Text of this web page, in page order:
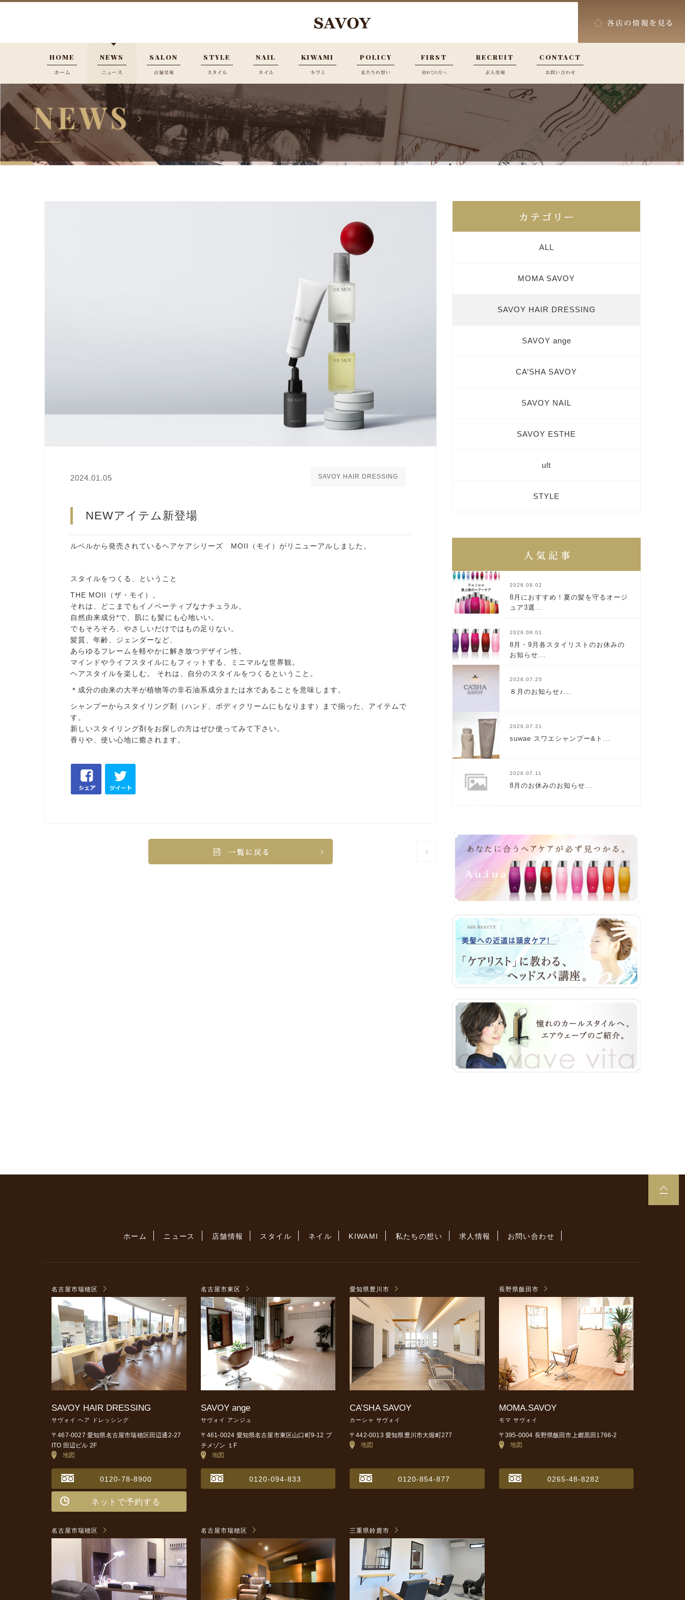
HOME NEWS SALON STYLE NAIL KIWAMI POLICY FIRST RECRUIT CONTACT
2024.01.05 SAVOY HAIR DRESSING
NEWアイテム新登場
ルベルから発売されているヘアケアシリーズ MOII（モイ）がリニューアルしました。
スタイルをつくる、ということ
THE MOII（ザ・モイ）。
それは、どこまでもイノベーティブなナチュラル。
自然由来成分*で、肌にも髪にも心地いい。
でもそろそろ、やさしいだけではもの足りない。
髪質、年齢、ジェンダーなど、
あらゆるフレームを軽やかに解き放つデザイン性。
マインドやライフスタイルにもフィットする、ミニマルな世界観。
ヘアスタイルを楽しむ。 それは、自分のスタイルをつくるということ。
＊成分の由来の大半が植物等の非石油系成分または水であることを意味します。
シャンプーからスタイリング剤（ハンド、ボディクリームにもなります）まで揃った、アイテムで
す。
新しいスタイリング剤をお探しの方はぜひ使ってみて下さい。
香りや、使い心地に癒されます。
ALL
MOMA SAVOY
SAVOY HAIR DRESSING
SAVOY ange
CA’SHA SAVOY
SAVOY NAIL
SAVOY ESTHE
ult
STYLE
2026.08.02
8月におすすめ！夏の髪を守るオージ
ュア3選...
2026.08.01
8月・9月各スタイリストのお休みの
お知らせ...
2026.07.25
８月のお知らせ♪...
2026.07.21
suwae スワエシャンプー&ト...
2026.07.11
8月のお休みのお知らせ...
ホーム ニュース 店舗情報 スタイル ネイル KIWAMI 私たちの想い 求人情報 お問い合わせ
名古屋市瑞穂区
SAVOY HAIR DRESSING
サヴォイ ヘア ドレッシング
〒467-0027 愛知県名古屋市瑞穂区田辺通2-27
ITO 田辺ビル 2F
地図
0120-78-8900
ネットで予約する
名古屋市東区
SAVOY ange
サヴォイ アンジュ
〒461-0024 愛知県名古屋市東区山口町9-12 プ
チメゾン １F
地図
0120-094-833
愛知県豊川市
CA’SHA SAVOY
カーシャ サヴォイ
〒442-0013 愛知県豊川市大堀町277
地図
0120-854-877
長野県飯田市
MOMA.SAVOY
モマ サヴォイ
〒395-0004 長野県飯田市上郷黒田1766-2
地図
0265-48-8282
名古屋市瑞穂区 名古屋市瑞穂区 三重県鈴鹿市